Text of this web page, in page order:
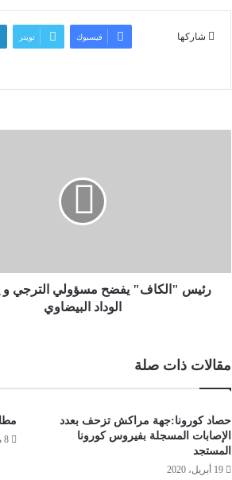
شاركها فيسبوك تويتر
رئيس "الكاف" يفضح مسؤولي الترجي و
الوداد البيضاوي
مقالات ذات صلة
حصاد كورونا:جهة مراكش تزحف بعدد
الإصابات المسجلة بفيروس كورونا
المستجد
19 أبريل، 2020
8 مايو، 2021